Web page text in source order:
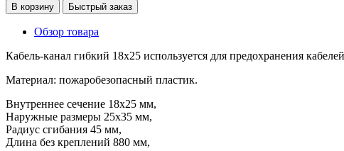
В корзину
Быстрый заказ
Обзор товара
Кабель-канал гибкий 18х25 используется для предохранения
Материал: пожаробезопасный пластик.
Внутреннее сечение 18х25 мм,
Наружные размеры 25х35 мм,
Радиус сгибания 45 мм,
Длина без креплений 880 мм,